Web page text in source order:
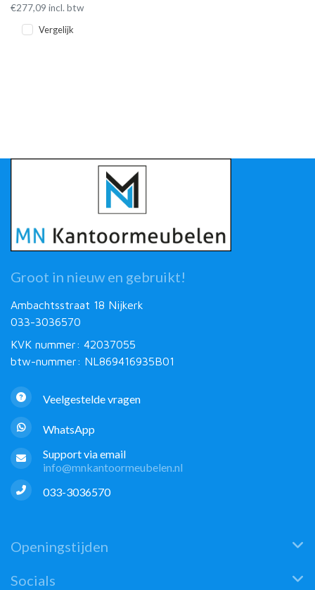
€277,09 incl. btw
Vergelijk
Groot in nieuw en gebruikt!
Ambachtsstraat 18 Nijkerk
033-3036570
KVK nummer: 42037055
btw-nummer: NL869416935B01
Veelgestelde vragen
WhatsApp
Support via email
info@mnkantoormeubelen.nl
033-3036570
Openingstijden
Socials